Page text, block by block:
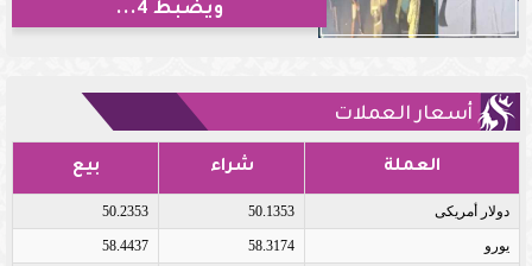
ويضبط 4...
أسعار العملات
العملة شراء بيع
دولار أمريكى 50.1353
50.2353
يورو 58.3174
58.4437